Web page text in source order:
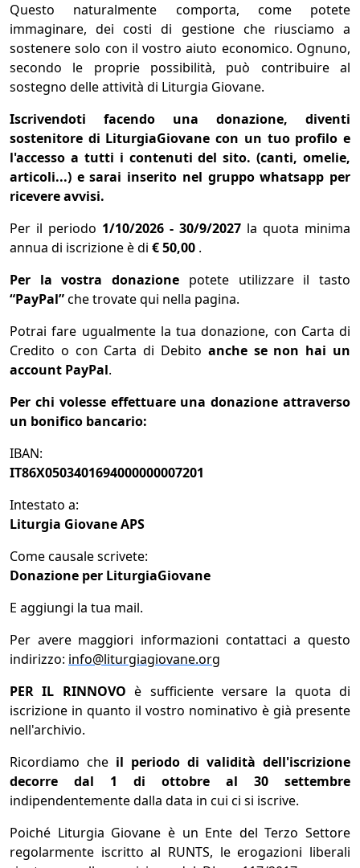
Questo naturalmente comporta, come potete
immaginare, dei costi di gestione che riusciamo a
sostenere solo con il vostro aiuto economico. Ognuno,
secondo le proprie possibilità, può contribuire al
sostegno delle attività di Liturgia Giovane.
Iscrivendoti facendo una donazione, diventi
sostenitore di LiturgiaGiovane con un tuo profilo e
l'accesso a tutti i contenuti del sito. (canti, omelie,
articoli...) e sarai inserito nel gruppo whatsapp per
ricevere avvisi.
Per il periodo 1/10/2026 - 30/9/2027 la quota minima
annua di iscrizione è di € 50,00 .
Per la vostra donazione potete utilizzare il tasto
“PayPal”che trovate qui nella pagina.
Potrai fare ugualmente la tua donazione, con Carta di
Credito o con Carta di Debito anche se non hai un
account PayPal.
Per chi volesse effettuare una donazione attraverso
un bonifico bancario:
IBAN:
IT86X0503401694000000007201
Intestato a:
Liturgia Giovane APS
Come causale scrivete:
Donazione per LiturgiaGiovane
E aggiungi la tua mail.
Per avere maggiori informazioni contattaci a questo
indirizzo: info@liturgiagiovane.org
PER IL RINNOVO è sufficiente versare la quota di
iscrizione in quanto il vostro nominativo è già presente
nell'archivio.
Ricordiamo che il periodo di validità dell'iscrizione
decorre dal 1 di ottobre al 30 settembre
indipendentemente dalla data in cui ci si iscrive.
Poiché Liturgia Giovane è un Ente del Terzo Settore
regolarmente iscritto al RUNTS, le erogazioni liberali